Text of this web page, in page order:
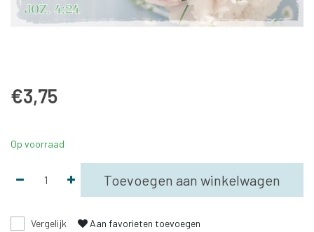
€3,75
Op voorraad
Toevoegen aan winkelwagen
Vergelijk Aan favorieten toevoegen